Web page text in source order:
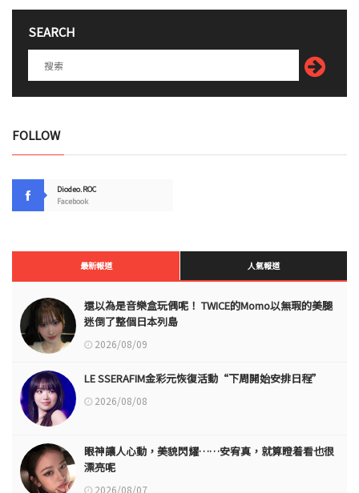
SEARCH
FOLLOW
Diodeo.ROC
Facebook
最新報道 人氣報道
還以為是音樂盒玩偶呢！ TWICE的Momo以無瑕的美腿
迷倒了整個日本列島
2026/08/09
LE SSERAFIM金彩元恢復活動“下周開始安排日程”
2026/08/08
眼神讓人心動，美貌閃耀……安宥真，就算瞪着看也很
漂亮呢
2026/08/07